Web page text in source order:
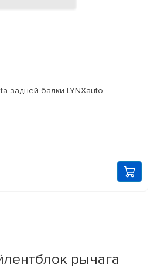
задней балки LYNXauto
рычага